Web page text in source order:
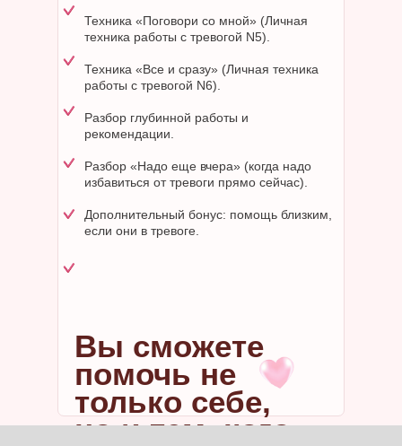
Техника «Поговори со мной» (Личная
техника работы с тревогой N5).
Техника «Все и сразу» (Личная техника
работы с тревогой N6).
Разбор глубинной работы и
рекомендации.
Разбор «Надо еще вчера» (когда надо
избавиться от тревоги прямо сейчас).
Дополнительный бонус: помощь близким,
если они в тревоге.
Вы сможете
помочь не
только себе,
но и тем, кого